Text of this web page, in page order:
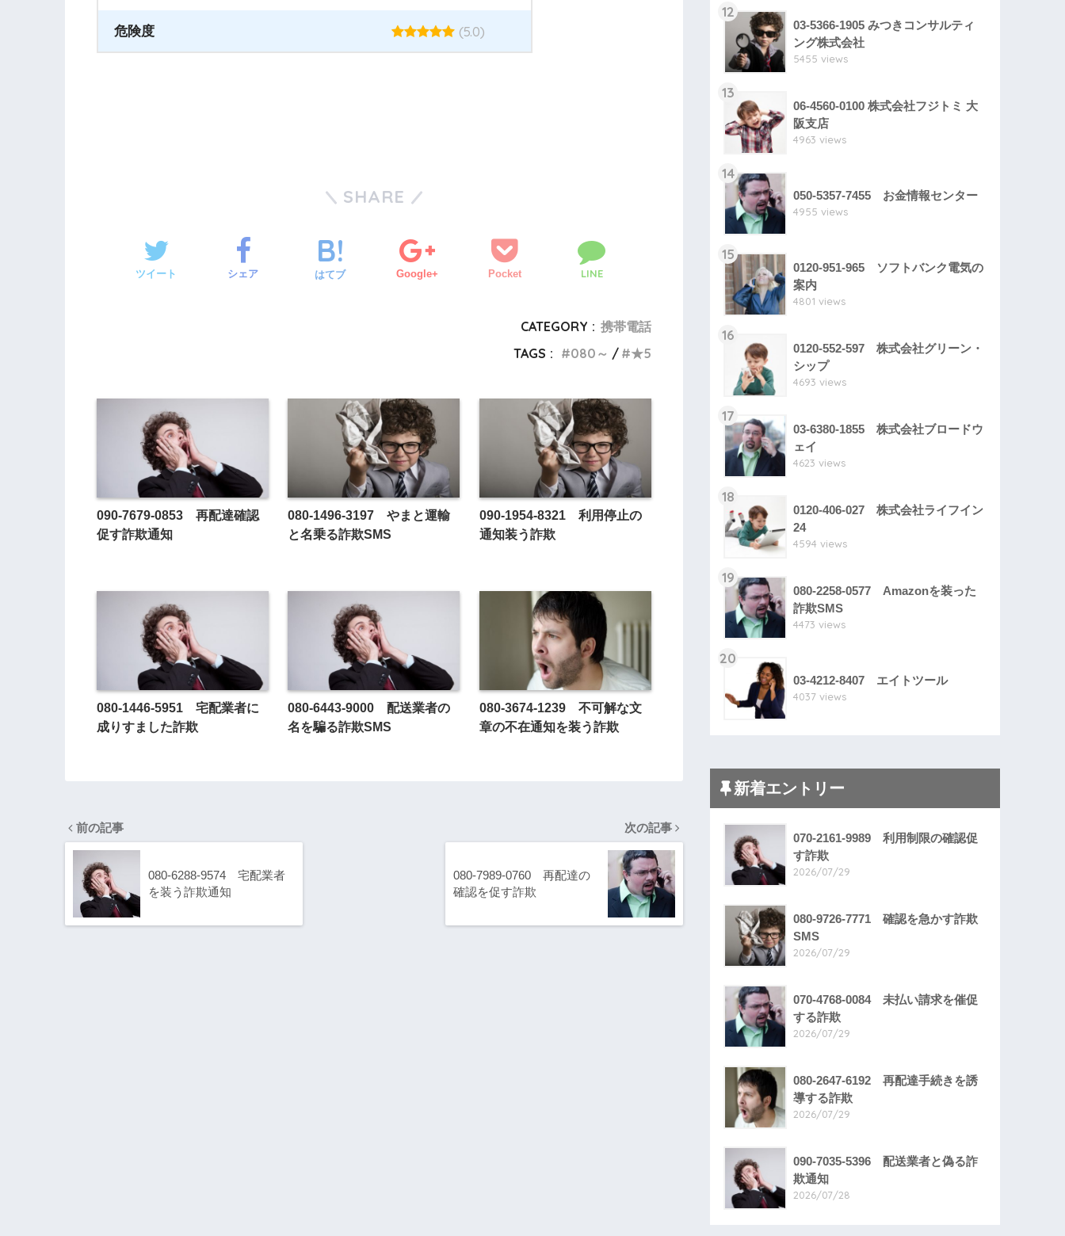
危険度 (5.0)
SHARE
ツイート シェア はてブ Google+ Pocket LINE
CATEGORY : 携帯電話
TAGS :
080～ ★5
090-7679-0853 再配達確認
促す詐欺通知
080-1496-3197 やまと運輸
と名乗る詐欺SMS
090-1954-8321 利用停止の
通知装う詐欺
080-1446-5951 宅配業者に
成りすました詐欺
080-6443-9000 配送業者の
名を騙る詐欺SMS
080-3674-1239 不可解な文
章の不在通知を装う詐欺
前の記事
080-6288-9574 宅配業者
を装う詐欺通知
次の記事
080-7989-0760 再配達の
確認を促す詐欺
12
03-5366-1905 みつきコンサルティ
ング株式会社
5455 views
13
06-4560-0100 株式会社フジトミ 大
阪支店
4963 views
14
050-5357-7455 お金情報センター
4955 views
15
0120-951-965 ソフトバンク電気の
案内
4801 views
16
0120-552-597 株式会社グリーン・
シップ
4693 views
17
03-6380-1855 株式会社ブロードウ
ェイ
4623 views
18
0120-406-027 株式会社ライフイン
24
4594 views
19
080-2258-0577 Amazonを装った
詐欺SMS
4473 views
20
03-4212-8407 エイトツール
4037 views
新着エントリー
070-2161-9989 利用制限の確認促
す詐欺
2026/07/29
080-9726-7771 確認を急かす詐欺
SMS
2026/07/29
070-4768-0084 未払い請求を催促
する詐欺
2026/07/29
080-2647-6192 再配達手続きを誘
導する詐欺
2026/07/29
090-7035-5396 配送業者と偽る詐
欺通知
2026/07/28